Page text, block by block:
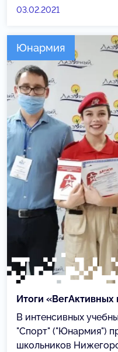
03.02.2021
Юнармия
Итоги
В интенсивных
"Спорт" ("Юнармия")
школьников